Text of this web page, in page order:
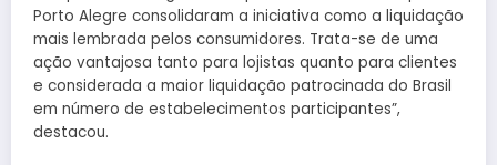
Porto Alegre consolidaram a iniciativa como a liquidação
mais lembrada pelos consumidores. Trata-se de uma
ação vantajosa tanto para lojistas quanto para clientes
e considerada a maior liquidação patrocinada do Brasil
em número de estabelecimentos participantes”,
destacou.